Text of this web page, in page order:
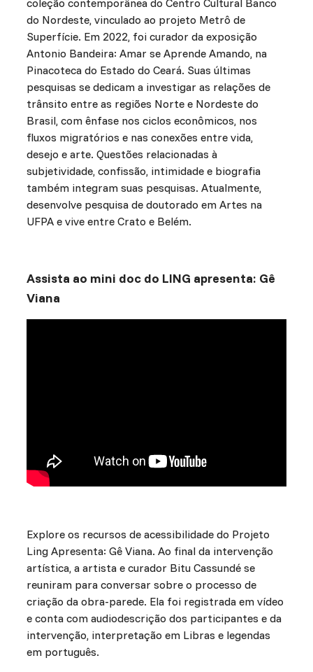
coleção contemporânea do Centro Cultural Banco
do Nordeste, vinculado ao projeto Metrô de
Superfície. Em 2022, foi curador da exposição
Antonio Bandeira: Amar se Aprende Amando, na
Pinacoteca do Estado do Ceará. Suas últimas
pesquisas se dedicam a investigar as relações de
trânsito entre as regiões Norte e Nordeste do
Brasil, com ênfase nos ciclos econômicos, nos
fluxos migratórios e nas conexões entre vida,
desejo e arte. Questões relacionadas à
subjetividade, confissão, intimidade e biografia
também integram suas pesquisas. Atualmente,
desenvolve pesquisa de doutorado em Artes na
UFPA e vive entre Crato e Belém.
Assista ao mini doc do LING apresenta: Gê
Viana
Explore os recursos de acessibilidade do Projeto
Ling Apresenta: Gê Viana. Ao final da intervenção
artística, a artista e curador Bitu Cassundé se
reuniram para conversar sobre o processo de
criação da obra-parede. Ela foi registrada em vídeo
e conta com audiodescrição dos participantes e da
intervenção, interpretação em Libras e legendas
em português.